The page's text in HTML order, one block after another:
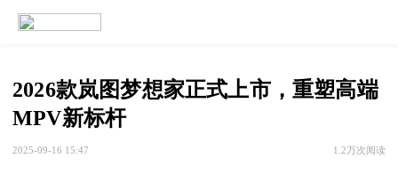
2026款岚图梦想家正式上市，重塑高端
MPV新标杆
2025-09-16 15:47 1.2万次阅读